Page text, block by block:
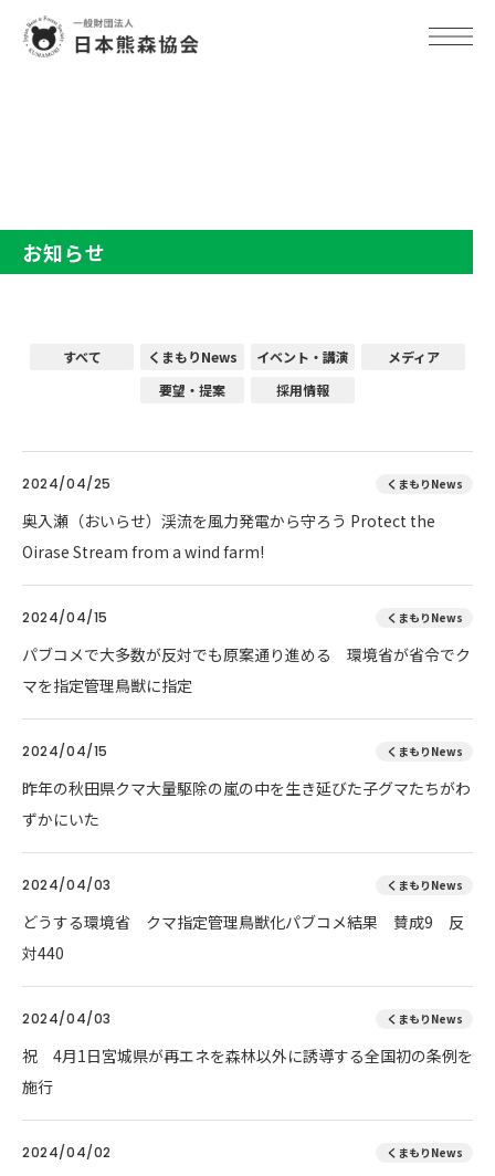
お知らせ
すべて くまもりNews イベント・講演
メディア
要望・提案
採用情報
2024/04/25 くまもりNews
奥入瀬（おいらせ）渓流を風力発電から守ろう Protect the
Oirase Stream from a wind farm!
2024/04/15 くまもりNews
パブコメで大多数が反対でも原案通り進める 環境省が省令でク
マを指定管理鳥獣に指定
2024/04/15 くまもりNews
昨年の秋田県クマ大量駆除の嵐の中を生き延びた子グマたちがわ
ずかにいた
2024/04/03 くまもりNews
どうする環境省 クマ指定管理鳥獣化パブコメ結果 賛成9 反
対440
2024/04/03 くまもりNews
祝 4月1日宮城県が再エネを森林以外に誘導する全国初の条例を
施行
2024/04/02 くまもりNews